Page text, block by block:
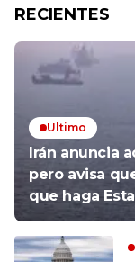
RECIENTES
Ultimo
Irán anuncia
pero avisa
que haga